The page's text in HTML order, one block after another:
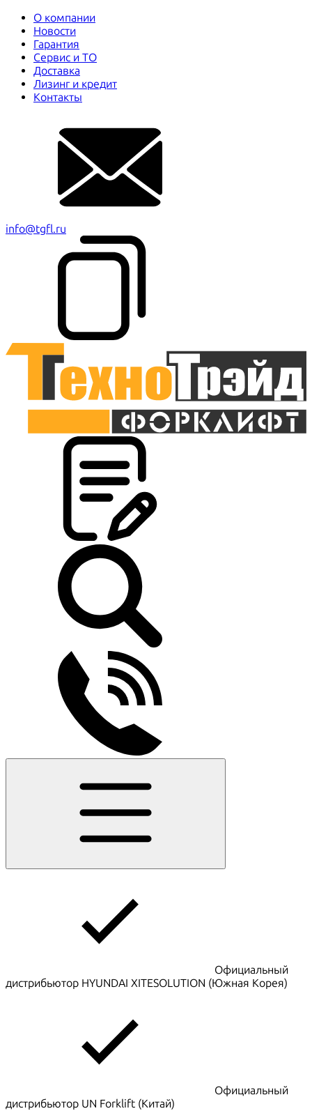
О компании
Новости
Гарантия
Сервис и ТО
Доставка
Лизинг и кредит
Контакты
info@tgfl.ru
Официальный
дистрибьютор HYUNDAI XITESOLUTION (Южная Корея)
Официальный
дистрибьютор UN Forklift (Китай)